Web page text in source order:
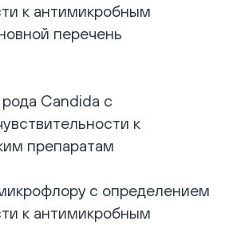
к антимикробным
перечень
Candida с
к
препаратам
с определением
к антимикробным